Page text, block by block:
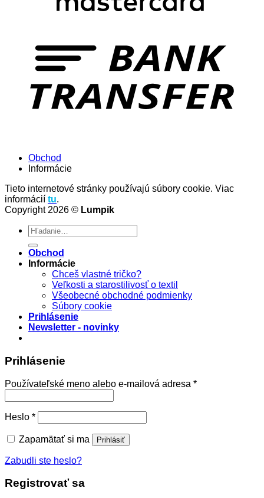
Obchod
Informácie
Tieto internetové stránky používajú súbory cookie. Viac
informácií tu.
Copyright 2026 © Lumpik
Hľadať:
Obchod
Informácie
Chceš vlastné tričko?
Veľkosti a starostilivosť o textil
Všeobecné obchodné podmienky
Súbory cookie
Prihlásenie
Newsletter - novinky
Prihlásenie
Používateľské meno alebo e-mailová adresa *Povinné
Heslo *Povinné
Zapamätať si ma Prihlásiť
Zabudli ste heslo?
Registrovať sa